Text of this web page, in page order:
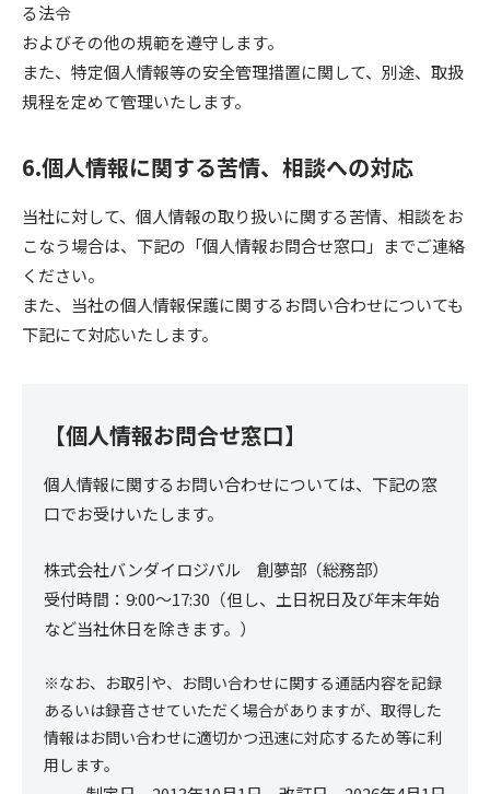
る法令
およびその他の規範を遵守します。
また、特定個人情報等の安全管理措置に関して、別途、取扱
規程を定めて管理いたします。
6.個人情報に関する苦情、相談への対応
当社に対して、個人情報の取り扱いに関する苦情、相談をお
こなう場合は、下記の「個人情報お問合せ窓口」までご連絡
ください。
また、当社の個人情報保護に関するお問い合わせについても
下記にて対応いたします。
【個人情報お問合せ窓口】
個人情報に関するお問い合わせについては、下記の窓
口でお受けいたします。
株式会社バンダイロジパル 創夢部（総務部）
受付時間：9:00～17:30（但し、土日祝日及び年末年始
など当社休日を除きます。）
※なお、お取引や、お問い合わせに関する通話内容を記録
あるいは録音させていただく場合がありますが、取得した
情報はお問い合わせに適切かつ迅速に対応するため等に利
用します。